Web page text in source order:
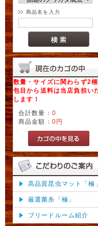
商品名を入力
数量・サイズに関わらず2梱
包目から送料は当店負担い
します！
合計数量： 0
商品金額： 0円
高品質昆虫マット「極
厳選菌糸「極」
ブリードルーム紹介